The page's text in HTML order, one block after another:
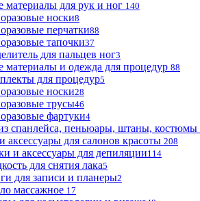
материалы для рук и ног 140
носки8
перчатки88
тапочки37
для пальцев ног3
материалы и одежда для процедур 88
для процедур5
носки28
трусы46
фартуки4
спанлейса, пеньюары, штаны, костюмы
аксессуары для салонов красоты 208
и аксессуары для депиляции114
для снятия лака5
для записи и планеры2
массажное 17